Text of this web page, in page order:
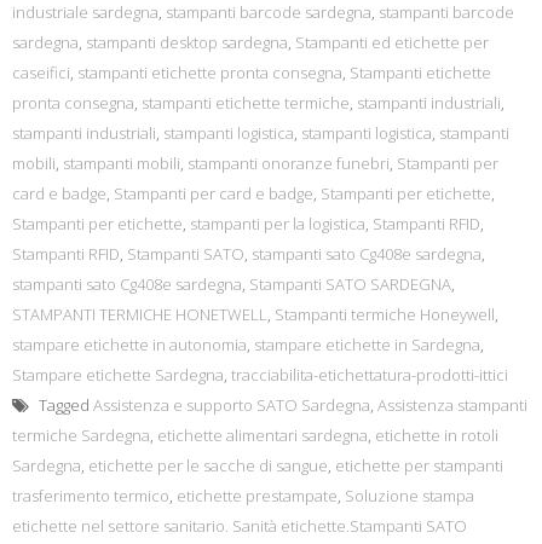
industriale sardegna, stampanti barcode sardegna, stampanti barcode
sardegna, stampanti desktop sardegna, Stampanti ed etichette per
caseifici, stampanti etichette pronta consegna, Stampanti etichette
pronta consegna, stampanti etichette termiche, stampanti industriali,
stampanti industriali, stampanti logistica, stampanti logistica, stampanti
mobili, stampanti mobili, stampanti onoranze funebri, Stampanti per
card e badge, Stampanti per card e badge, Stampanti per etichette,
Stampanti per etichette, stampanti per la logistica, Stampanti RFID,
Stampanti RFID, Stampanti SATO, stampanti sato Cg408e sardegna,
stampanti sato Cg408e sardegna, Stampanti SATO SARDEGNA,
STAMPANTI TERMICHE HONETWELL, Stampanti termiche Honeywell,
stampare etichette in autonomia, stampare etichette in Sardegna,
Stampare etichette Sardegna, tracciabilita-etichettatura-prodotti-ittici
Tagged Assistenza e supporto SATO Sardegna, Assistenza stampanti
termiche Sardegna, etichette alimentari sardegna, etichette in rotoli
Sardegna, etichette per le sacche di sangue, etichette per stampanti
trasferimento termico, etichette prestampate, Soluzione stampa
etichette nel settore sanitario. Sanità etichette.Stampanti SATO